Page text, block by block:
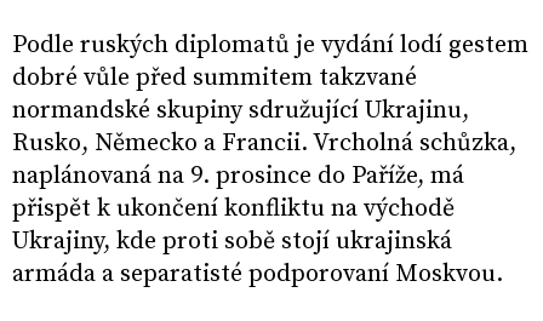
Podle ruských diplomatů je vydání lodí gestem
dobré vůle před summitem takzvané
normandské skupiny sdružující Ukrajinu,
Rusko, Německo a Francii. Vrcholná schůzka,
naplánovaná na 9. prosince do Paříže, má
přispět k ukončení konfliktu na východě
Ukrajiny, kde proti sobě stojí ukrajinská
armáda a separatisté podporovaní Moskvou.